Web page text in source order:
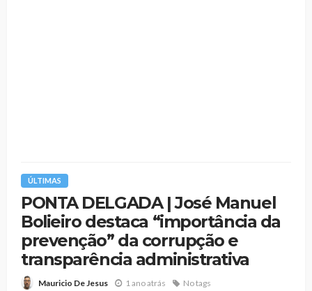
ÚLTIMAS
PONTA DELGADA | José Manuel
Bolieiro destaca “importância da
prevenção” da corrupção e
transparência administrativa
Mauricio De Jesus 1 ano atrás No tags